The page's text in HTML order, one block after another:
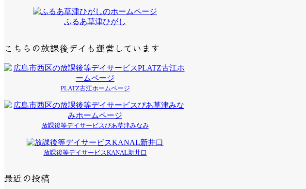
ふるあ草津ひがし
こちらの放課後デイも運営しています
PLATZ古江ホームページ
放課後等デイサービスぴあ草津みなみ
放課後等デイサービスKANAL新井口
最近の投稿